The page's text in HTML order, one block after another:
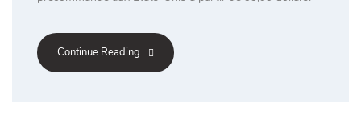
Continue Reading